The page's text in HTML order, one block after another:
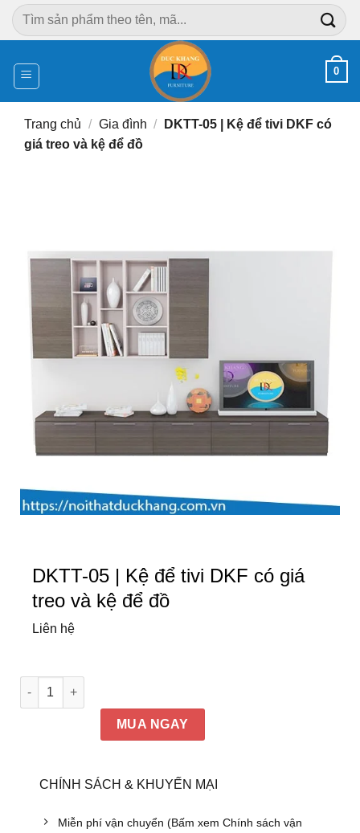
Chuyển
đến
dung
Tìm
kiếm:
0
Trang chủ / Gia đình /
DKTT-05 | Kệ để tivi DKF có
giá treo và kệ để đồ
DKTT-05 | Kệ để tivi DKF có giá
treo và kệ để đồ
Liên hệ
DKTT-05 | Kệ để tivi DKF có giá treo và kệ để đồ số lượng
MUA NGAY
CHÍNH SÁCH & KHUYẾN MẠI
Miễn phí vận chuyển (Bấm xem Chính sách vận